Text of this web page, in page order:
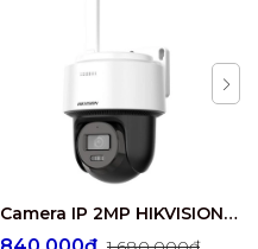
Camera IP 2MP HIKVISION DS-2DE2C200MWG/W